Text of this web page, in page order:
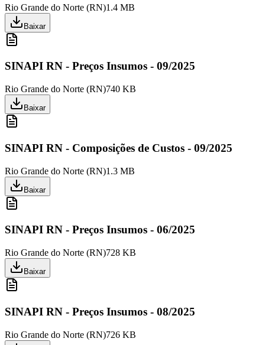
Rio Grande do Norte (RN)1.4 MB
Baixar
SINAPI RN - Preços Insumos - 09/2025
Rio Grande do Norte (RN)740 KB
Baixar
SINAPI RN - Composições de Custos - 09/2025
Rio Grande do Norte (RN)1.3 MB
Baixar
SINAPI RN - Preços Insumos - 06/2025
Rio Grande do Norte (RN)728 KB
Baixar
SINAPI RN - Preços Insumos - 08/2025
Rio Grande do Norte (RN)726 KB